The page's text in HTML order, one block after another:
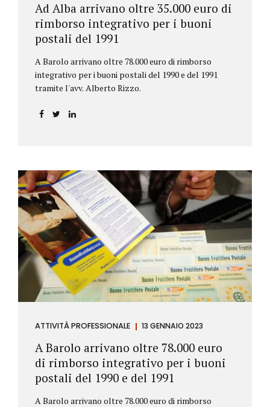
Ad Alba arrivano oltre 35.000 euro di
rimborso integrativo per i buoni
postali del 1991
A Barolo arrivano oltre 78.000 euro di rimborso
integrativo per i buoni postali del 1990 e del 1991
tramite l'avv. Alberto Rizzo.
ATTIVITÀ PROFESSIONALE 13 GENNAIO 2023
A Barolo arrivano oltre 78.000 euro
di rimborso integrativo per i buoni
postali del 1990 e del 1991
A Barolo arrivano oltre 78.000 euro di rimborso